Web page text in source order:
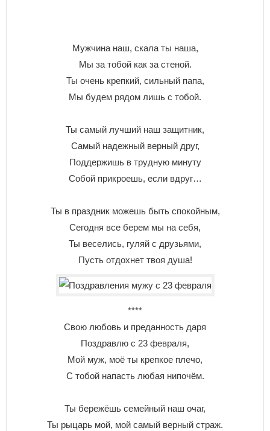
Мужчина наш, скала ты наша,
Мы за тобой как за стеной.
Ты очень крепкий, сильный папа,
Мы будем рядом лишь с тобой.
Ты самый лучший наш защитник,
Самый надежный верный друг,
Поддержишь в трудную минуту
Собой прикроешь, если вдруг…
Ты в праздник можешь быть спокойным,
Сегодня все берем мы на себя,
Ты веселись, гуляй с друзьями,
Пусть отдохнет твоя душа!
****
Свою любовь и преданность даря
Поздравлю с 23 февраля,
Мой муж, моё ты крепкое плечо,
С тобой напасть любая нипочём.
Ты бережёшь семейный наш очаг,
Ты рыцарь мой, мой самый верный страж.